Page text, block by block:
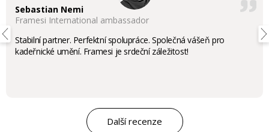
Sebastian Nemi
Framesi International ambassador
Stabilní partner. Perfektní spolupráce. Společná vášeň pro
kadeřnické umění. Framesi je srdeční záležitost!
Další recenze